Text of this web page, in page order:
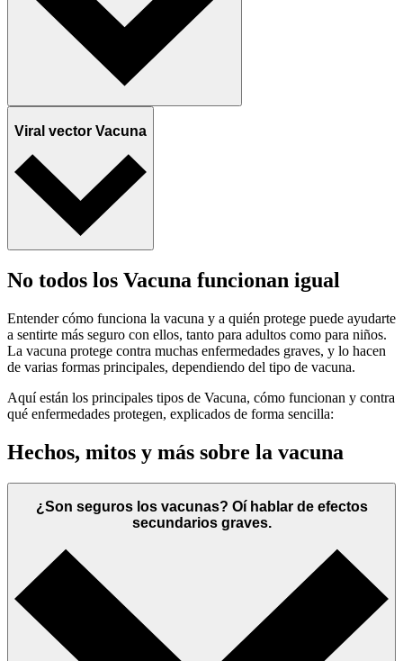
Viral vector Vacuna
No todos los Vacuna funcionan igual
Entender cómo funciona la vacuna y a quién protege puede ayudarte
a sentirte más seguro con ellos, tanto para adultos como para niños.
La vacuna protege contra muchas enfermedades graves, y lo hacen
de varias formas principales, dependiendo del tipo de vacuna.
Aquí están los principales tipos de Vacuna, cómo funcionan y contra
qué enfermedades protegen, explicados de forma sencilla:
Hechos, mitos y más sobre la vacuna
¿Son seguros los vacunas? Oí hablar de efectos
secundarios graves.